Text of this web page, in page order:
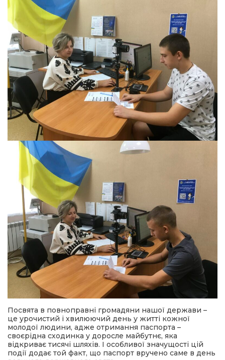
Посвята в повноправні громадяни нашої держави –
це урочистий і хвилюючий день у житті кожної
молодої людини, адже отримання паспорта –
своєрідна сходинка у доросле майбутнє, яка
відкриває тисячі шляхів. І особливої значущості цій
події додає той факт, що паспорт вручено саме в день